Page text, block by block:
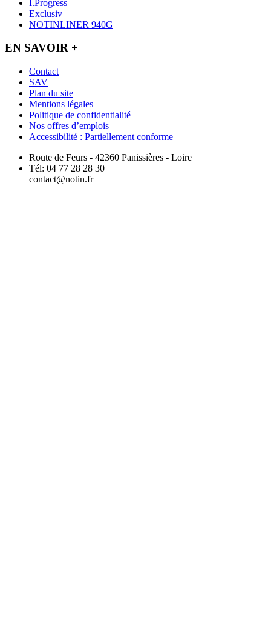
I.Progress
Exclusiv
NOTINLINER 940G
EN SAVOIR +
Contact
SAV
Plan du site
Mentions légales
Politique de confidentialité
Nos offres d’emplois
Accessibilité : Partiellement conforme
Route de Feurs - 42360 Panissières - Loire
Tél: 04 77 28 28 30
contact@notin.fr